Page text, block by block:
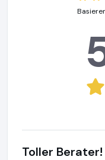
Toller Berater!